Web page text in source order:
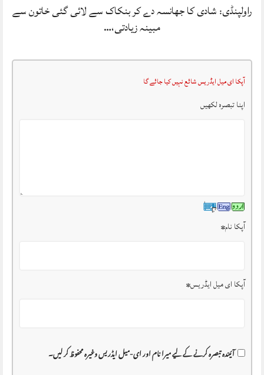
راولپنڈی: شادی کا جھانسہ دے کر بنکاک سے لائی گئی خاتون سے
مبینہ زیادتی،…
آپکا ای میل ایڈریس شائع نہیں کیا جائے گا
اپنا تبصرہ لکھیں
آپکا نام*
آپکا ای میل ایڈریس*
آئیندہ تبصرہ کرنے کے لیے میرا نام اور ای-میل ایڈریس وغیرہ محفوظ کر لیں۔